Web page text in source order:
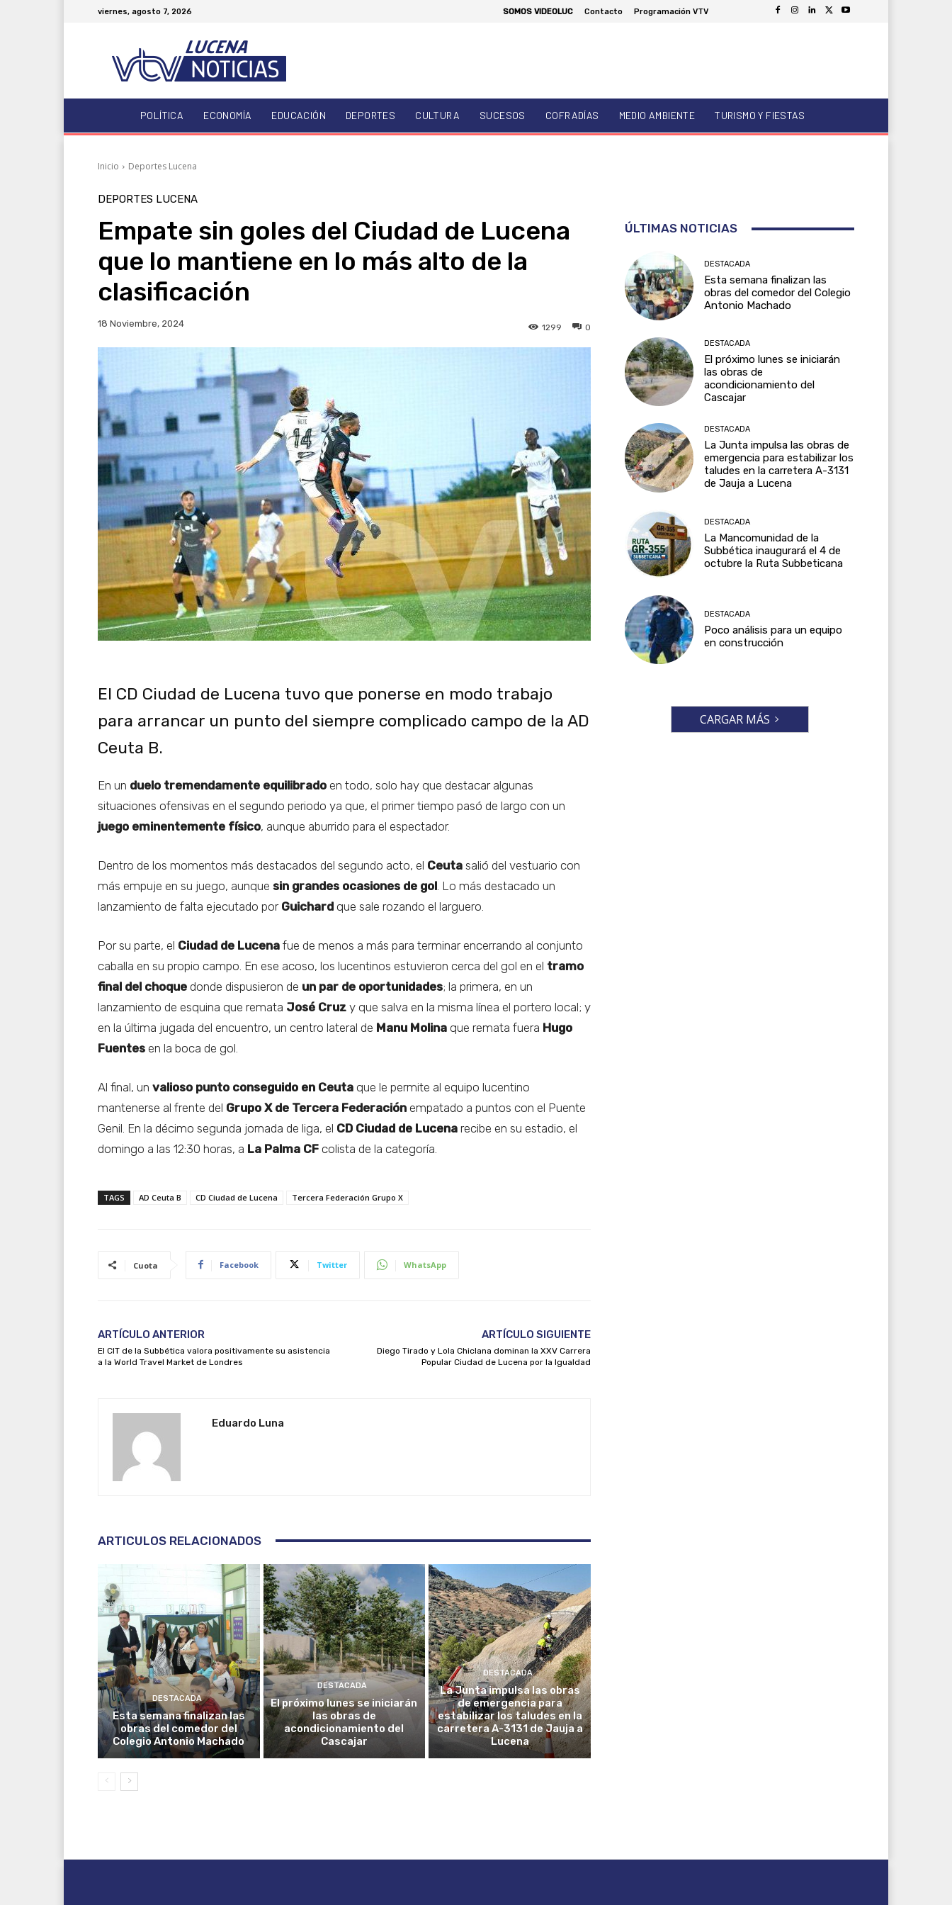
viernes, agosto 7, 2026 SOMOS VIDEOLUC Contacto Programación VTV
POLÍTICA ECONOMÍA EDUCACIÓN DEPORTES CULTURA SUCESOS COFRADÍAS MEDIO AMBIENTE TURISMO Y FIESTAS
Inicio Deportes Lucena
DEPORTES LUCENA
Empate sin goles del Ciudad de Lucena
que lo mantiene en lo más alto de la
clasificación
18 Noviembre, 2024 0
1299
El CD Ciudad de Lucena tuvo que ponerse en modo trabajo
para arrancar un punto del siempre complicado campo de la AD
Ceuta B.
En un duelo tremendamente equilibrado en todo, solo hay que destacar algunas
situaciones ofensivas en el segundo periodo ya que, el primer tiempo pasó de largo con un
juego eminentemente físico, aunque aburrido para el espectador.
Dentro de los momentos más destacados del segundo acto, el Ceuta salió del vestuario con
más empuje en su juego, aunque sin grandes ocasiones de gol . Lo más destacado un
lanzamiento de falta ejecutado por Guichard que sale rozando el larguero.
Por su parte, el Ciudad de Lucena fue de menos a más para terminar encerrando al conjunto
caballa en su propio campo. En ese acoso, los lucentinos estuvieron cerca del gol en el tramo
final del choque donde dispusieron de un par de oportunidades; la primera, en un
lanzamiento de esquina que remata José Cruz y que salva en la misma línea el portero local; y
en la última jugada del encuentro, un centro lateral de Manu Molina que remata fuera Hugo
Fuentes en la boca de gol.
Al final, un valioso punto conseguido en Ceuta que le permite al equipo lucentino
mantenerse al frente del Grupo X de Tercera Federación empatado a puntos con el Puente
Genil. En la décimo segunda jornada de liga, el CD Ciudad de Lucena recibe en su estadio, el
domingo a las 12:30 horas, a La Palma CF colista de la categoría.
TAGS AD Ceuta B CD Ciudad de Lucena Tercera Federación Grupo X
Cuota Facebook Twitter WhatsApp
ARTÍCULO ANTERIOR
El CIT de la Subbética valora positivamente su asistencia
a la World Travel Market de Londres
ARTÍCULO SIGUIENTE
Diego Tirado y Lola Chiclana dominan la XXV Carrera
Popular Ciudad de Lucena por la Igualdad
Eduardo Luna
ARTICULOS RELACIONADOS
DESTACADA
Esta semana finalizan las
obras del comedor del
Colegio Antonio Machado
DESTACADA
El próximo lunes se iniciarán
las obras de
acondicionamiento del
Cascajar
DESTACADA
La Junta impulsa las obras
de emergencia para
estabilizar los taludes en la
carretera A-3131 de Jauja a
Lucena
ÚLTIMAS NOTICIAS
DESTACADA
Esta semana finalizan las
obras del comedor del Colegio
Antonio Machado
DESTACADA
El próximo lunes se iniciarán
las obras de
acondicionamiento del
Cascajar
DESTACADA
La Junta impulsa las obras de
emergencia para estabilizar los
taludes en la carretera A-3131
de Jauja a Lucena
DESTACADA
La Mancomunidad de la
Subbética inaugurará el 4 de
octubre la Ruta Subbeticana
DESTACADA
Poco análisis para un equipo
en construcción
CARGAR MÁS